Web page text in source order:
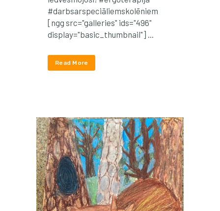
#darbsarspeciāliemskolēniem
[ngg src="galleries" ids="496"
display="basic_thumbnail"] ...
Read More